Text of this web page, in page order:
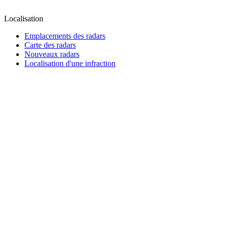
Localisation
Emplacements des radars
Carte des radars
Nouveaux radars
Localisation d'une infraction